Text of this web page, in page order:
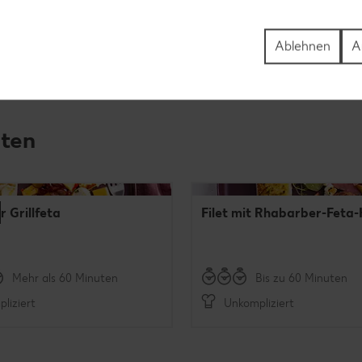
Grillfeta
Mehr als 60 Minuten
Filet mit Rhabarber-Feta-
Bis zu 60 Minuten
Unkompliziert
Ablehnen